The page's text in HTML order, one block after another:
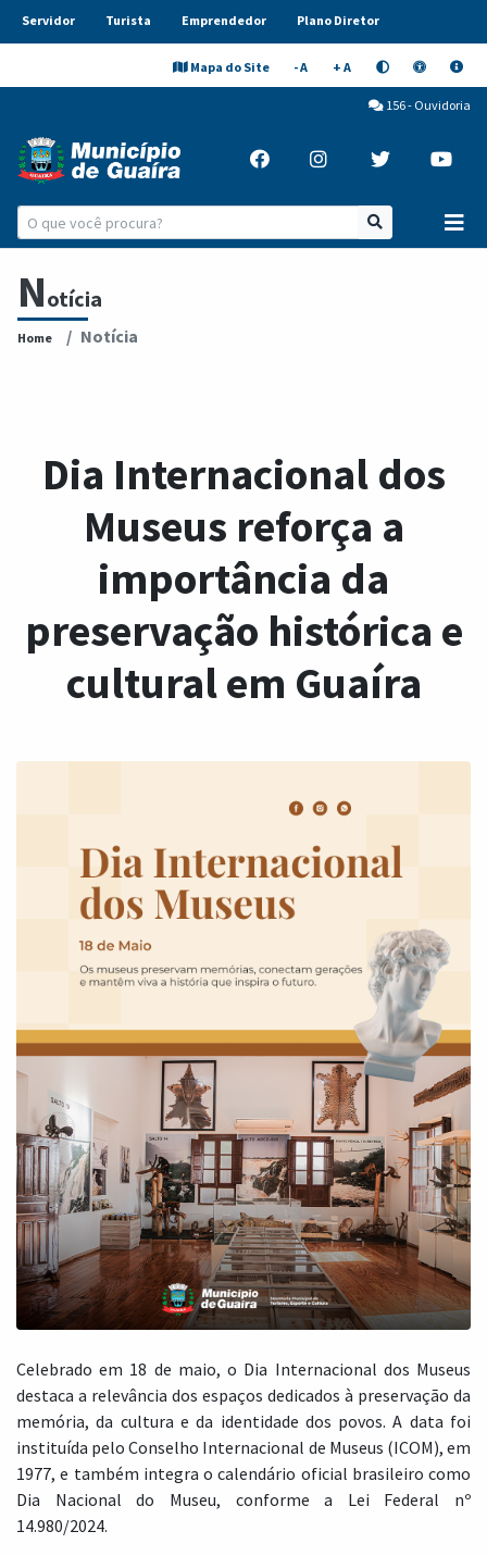
Servidor Turista Emprendedor Plano Diretor
Mapa do Site - A + A
156 - Ouvidoria
Notícia
Home Notícia
Dia Internacional dos
Museus reforça a
importância da
preservação histórica e
cultural em Guaíra
Celebrado em 18 de maio, o Dia Internacional dos Museus
destaca a relevância dos espaços dedicados à preservação da
memória, da cultura e da identidade dos povos. A data foi
instituída pelo Conselho Internacional de Museus (ICOM), em
1977, e também integra o calendário oficial brasileiro como
Dia Nacional do Museu, conforme a Lei Federal nº
14.980/2024.